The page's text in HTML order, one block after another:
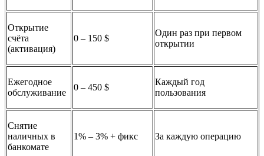
Открытие
счёта
(активация)
0 – 150 $
Один раз при первом
открытии
Ежегодное
обслуживание
0 – 450 $
Каждый год
пользования
Снятие
наличных в
банкомате
1% – 3% + фикс За каждую операцию